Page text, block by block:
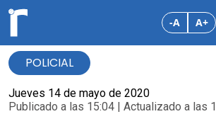
-A A+
POLICIAL
Jueves 14 de mayo de 2020
Publicado a las 15:04 | Actualizado a las